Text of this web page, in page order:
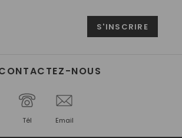
NOUS
Tél Email